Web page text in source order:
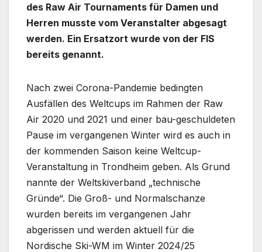
des Raw Air Tournaments für Damen und
Herren musste vom Veranstalter abgesagt
werden. Ein Ersatzort wurde von der FIS
bereits genannt.
Nach zwei Corona-Pandemie bedingten
Ausfällen des Weltcups im Rahmen der Raw
Air 2020 und 2021 und einer bau-geschuldeten
Pause im vergangenen Winter wird es auch in
der kommenden Saison keine Weltcup-
Veranstaltung in Trondheim geben. Als Grund
nannte der Weltskiverband „technische
Gründe“. Die Groß- und Normalschanze
wurden bereits im vergangenen Jahr
abgerissen und werden aktuell für die
Nordische Ski-WM im Winter 2024/25